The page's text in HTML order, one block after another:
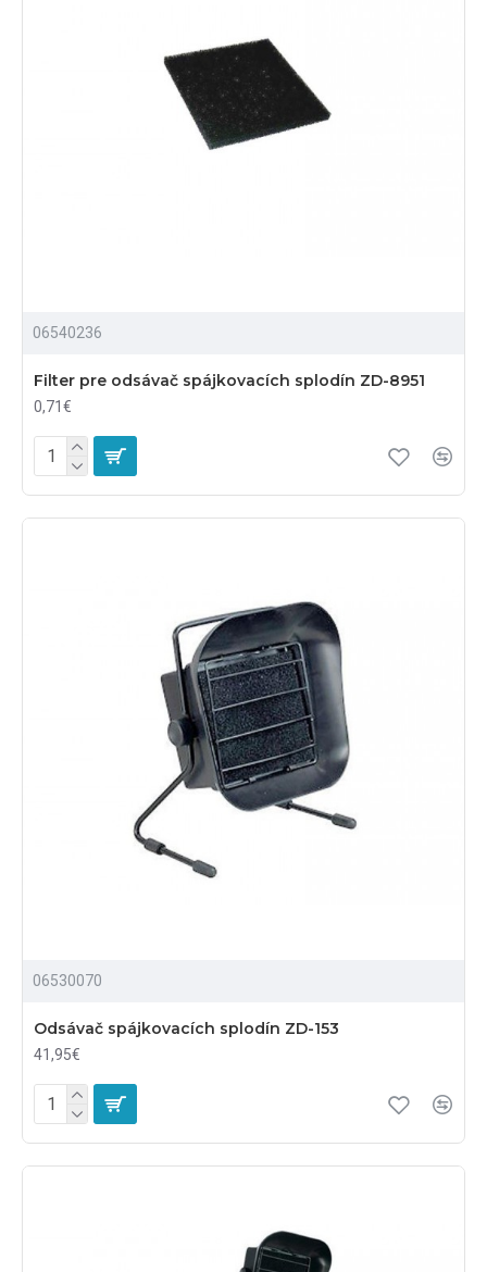
06540236
Filter pre odsávač spájkovacích splodín ZD-8951
0,71€
06530070
Odsávač spájkovacích splodín ZD-153
41,95€